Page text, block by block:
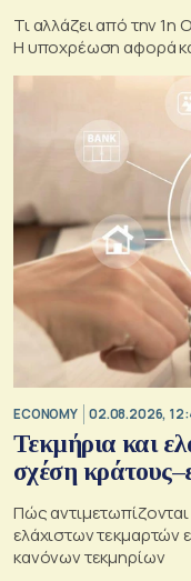
Τι αλλάζει από την 1η
Η υποχρέωση αφορά
ECONOMY 02.08.2026,
Τεκμήρια και
σχέση
Πώς
ελάχιστων τεκμαρτών
κανόνων τεκμηρίων